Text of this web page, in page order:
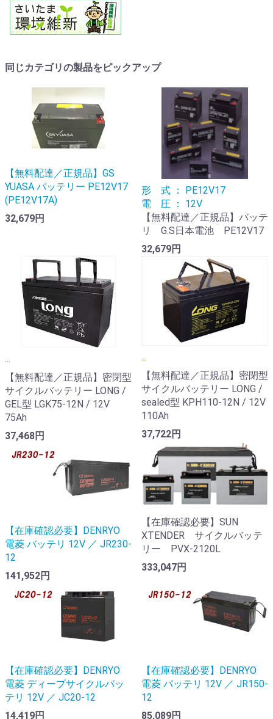
同じカテゴリの製品をピックアップ
【無料配達／正規品】GS
YUASA バッテリー PE12V17
(PE12V17A)
32,679円
形 式 ： PE12V17
電 圧 ： 12V
【無料配達／正規品】バッテ
リ G.S日本電池 PE12V17
32,679円
...
【無料配達／正規品】密閉型
サイクルバッテリー LONG /
GEL型 LGK75-12N / 12V
75Ah
37,468円
...
【無料配達／正規品】密閉型
サイクルバッテリー LONG /
sealed型 KPH110-12N / 12V
110Ah
37,722円
【在庫確認必要】DENRYO
電菱 バッテリ 12V ／ JR230-
12
141,952円
【在庫確認必要】SUN
XTENDER サイクルバッテ
リー PVX-2120L
333,047円
【在庫確認必要】DENRYO
電菱 ディープサイクルバッ
テリ 12V ／ JC20-12
14,419円
【在庫確認必要】DENRYO
電菱 バッテリ 12V ／ JR150-
12
85,089円